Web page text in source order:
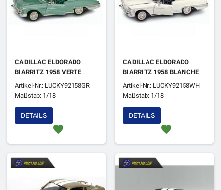
CADILLAC ELDORADO
BIARRITZ 1958 VERTE
Artikel-Nr.: LUCKY92158GR
Maßstab: 1/18
favorite
DETAILS
CADILLAC ELDORADO
BIARRITZ 1958 BLANCHE
Artikel-Nr.: LUCKY92158WH
Maßstab: 1/18
favorite
DETAILS